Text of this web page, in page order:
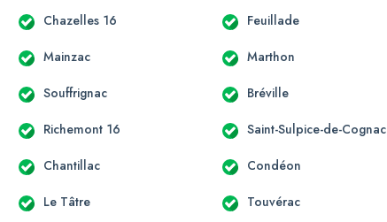
Chazelles 16 Feuillade
Mainzac Marthon
Souffrignac Bréville
Richemont 16 Saint-Sulpice-de-Cognac
Chantillac Condéon
Le Tâtre Touvérac